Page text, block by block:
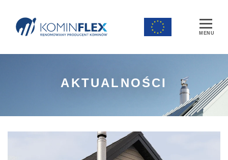
Main Navigation
AKTUALNOŚCI